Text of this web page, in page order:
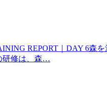
REPORT｜DAY 6森
研修は、森…